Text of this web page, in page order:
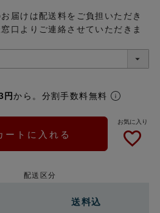
届けは配送料をご負担いただき
口よりご連絡させていただきま
円から。分割手数料無料
ートに入れる
配送区分
送料込